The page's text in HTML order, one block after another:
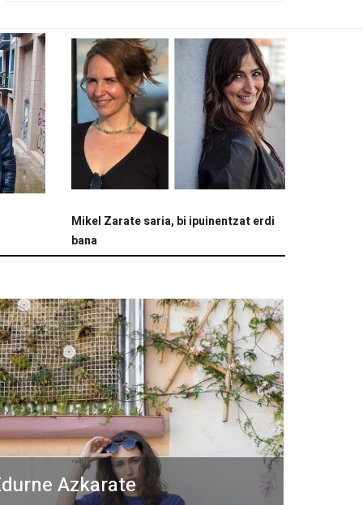
Mikel Zarate saria, bi ipuinentzat erdi
bana
Azkarate